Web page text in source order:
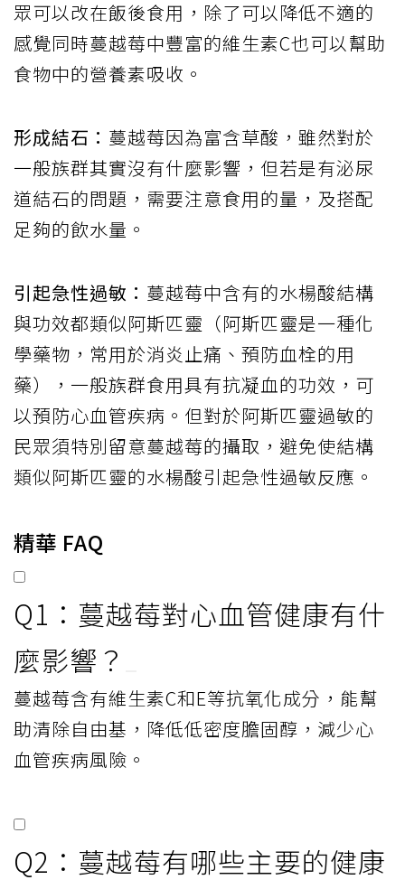
眾可以改在飯後食用，除了可以降低不適的
感覺同時蔓越莓中豐富的維生素C也可以幫助
食物中的營養素吸收。
形成結石： 蔓越莓因為富含草酸，雖然對於
一般族群其實沒有什麼影響，但若是有泌尿
道結石的問題，需要注意食用的量，及搭配
足夠的飲水量。
引起急性過敏： 蔓越莓中含有的水楊酸結構
與功效都類似阿斯匹靈（阿斯匹靈是一種化
學藥物，常用於消炎止痛、預防血栓的用
藥），一般族群食用具有抗凝血的功效，可
以預防心血管疾病。但對於阿斯匹靈過敏的
民眾須特別留意蔓越莓的攝取，避免使結構
類似阿斯匹靈的水楊酸引起急性過敏反應。
精華 FAQ
Q1：蔓越莓對心血管健康有什
麼影響？
蔓越莓含有維生素C和E等抗氧化成分，能幫
助清除自由基，降低低密度膽固醇，減少心
血管疾病風險。
Q2：蔓越莓有哪些主要的健康